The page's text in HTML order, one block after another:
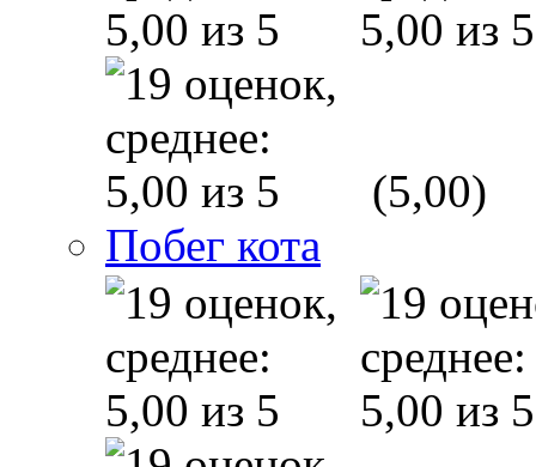
(5,00)
Побег кота